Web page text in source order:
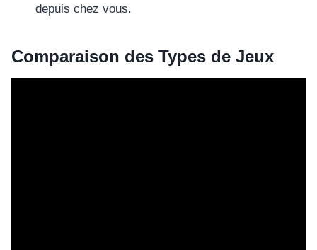
depuis chez vous.
Comparaison des Types de Jeux